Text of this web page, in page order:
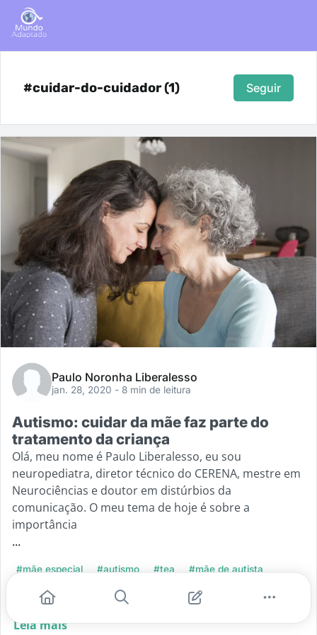
#cuidar-do-cuidador (1) Seguir
Paulo Noronha Liberalesso
jan. 28, 2020 - 8 min de leitura
Autismo: cuidar da mãe faz parte do
tratamento da criança
Olá, meu nome é Paulo Liberalesso, eu sou
neuropediatra, diretor técnico do CERENA, mestre em
Neurociências e doutor em distúrbios da
comunicação. O meu tema de hoje é sobre a
importância
...
#mãe especial #autismo #tea
#mãe de autista
#cuidar do cuidador
Leia mais